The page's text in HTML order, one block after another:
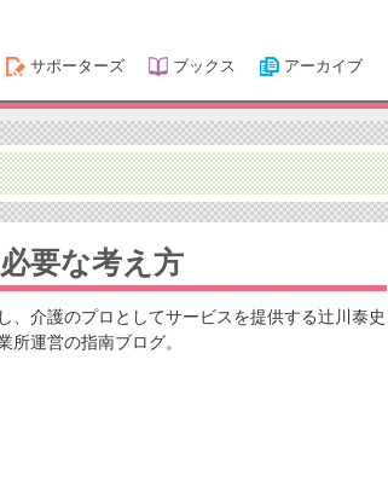
サポーターズ ブックス アーカイブ
要な考え方
、介護のプロとしてサービスを提供する辻川泰史
所運営の指南ブログ。